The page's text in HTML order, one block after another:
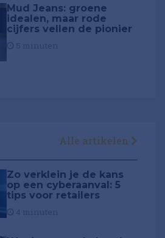
Mud Jeans: groene
idealen, maar rode
cijfers vellen de pionier
Alle artikelen
Zo verklein je de kans
op een cyberaanval: 5
tips voor retailers